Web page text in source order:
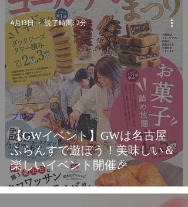
【GWイベント】GWは名古屋
ふらんすで遊ぼう！美味しい＆
楽しいイベント開催🎉
ブログ
4月13日 読了時間: 2分